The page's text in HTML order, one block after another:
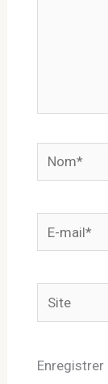
Nom*
mail*
Site